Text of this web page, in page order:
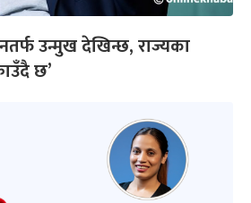
उन्मुख देखिन्छ, राज्यका
छ’